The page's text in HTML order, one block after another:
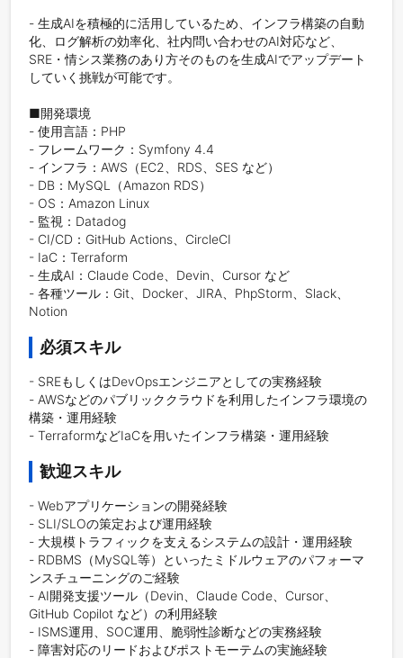
- 生成AIを積極的に活用しているため、インフラ構築の自動
化、ログ解析の効率化、社内問い合わせのAI対応など、
SRE・情シス業務のあり方そのものを生成AIでアップデート
していく挑戦が可能です。
■開発環境
- 使用言語：PHP
- フレームワーク：Symfony 4.4
- インフラ：AWS（EC2、RDS、SES など）
- DB：MySQL（Amazon RDS）
- OS：Amazon Linux
- 監視：Datadog
- CI/CD：GitHub Actions、CircleCI
- IaC：Terraform
- 生成AI：Claude Code、Devin、Cursor など
- 各種ツール：Git、Docker、JIRA、PhpStorm、Slack、
Notion
必須スキル
- SREもしくはDevOpsエンジニアとしての実務経験
- AWSなどのパブリッククラウドを利用したインフラ環境の
構築・運用経験
- TerraformなどIaCを用いたインフラ構築・運用経験
歓迎スキル
- Webアプリケーションの開発経験
- SLI/SLOの策定および運用経験
- 大規模トラフィックを支えるシステムの設計・運用経験
- RDBMS（MySQL等）といったミドルウェアのパフォーマ
ンスチューニングのご経験
- AI開発支援ツール（Devin、Claude Code、Cursor、
GitHub Copilot など）の利用経験
- ISMS運用、SOC運用、脆弱性診断などの実務経験
- 障害対応のリードおよびポストモーテムの実施経験